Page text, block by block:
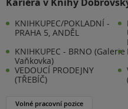
KNIHKUPEC/POKLADNÍ -
PRAHA 5, ANDĚL
KNIHKUPEC - BRNO (Galerie
Vaňkovka)
VEDOUCÍ PRODEJNY
(TŘEBÍČ)
Volné pracovní pozice